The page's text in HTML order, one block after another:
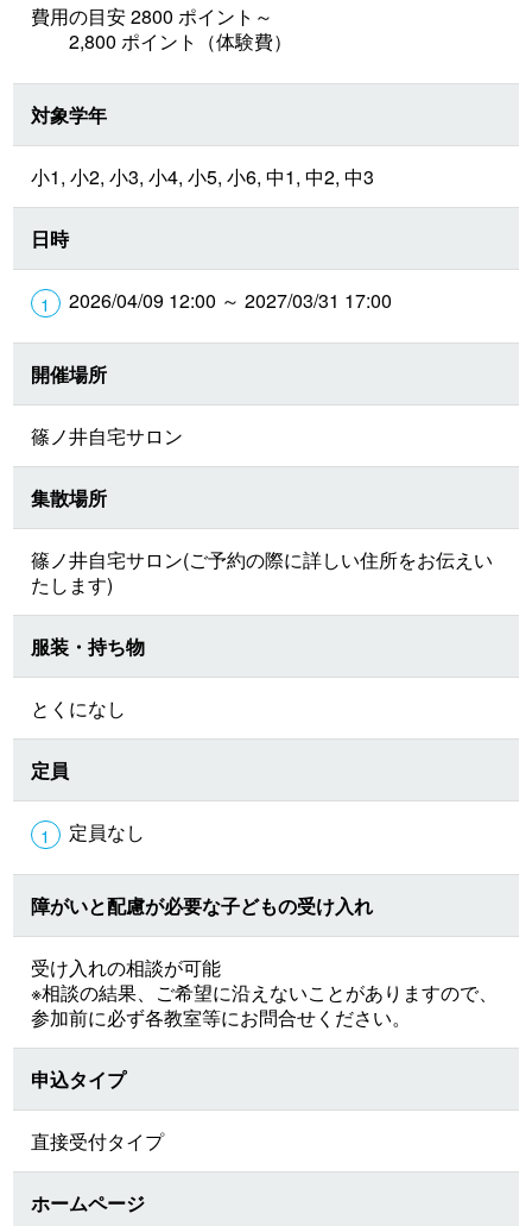
費用の目安 2800 ポイント～
2,800 ポイント（体験費）
対象学年
小1, 小2, 小3, 小4, 小5, 小6, 中1, 中2, 中3
日時
2026/04/09 12:00 ～ 2027/03/31 17:00
開催場所
篠ノ井自宅サロン
集散場所
篠ノ井自宅サロン(ご予約の際に詳しい住所をお伝えい
たします)
服装・持ち物
とくになし
定員
定員なし
障がいと配慮が必要な子どもの受け入れ
受け入れの相談が可能
※相談の結果、ご希望に沿えないことがありますので、
参加前に必ず各教室等にお問合せください。
申込タイプ
直接受付タイプ
ホームページ